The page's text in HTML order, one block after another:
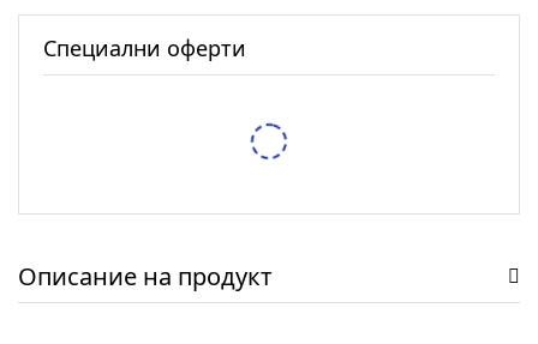
Специални оферти
10,99 лв. 6,14 €
7,67 €/15,00 лв. 9,71 €/18,99 лв.
Описание на продукт